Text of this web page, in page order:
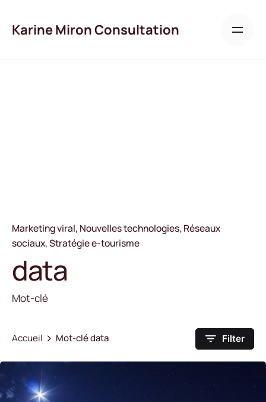
content
Karine Miron Consultation
Marketing viral Nouvelles technologies Réseaux
sociaux Stratégie e-tourisme
data
Mot-clé
Accueil Mot-clé data Filter